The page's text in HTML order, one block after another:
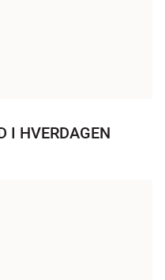
I HVERDAGEN